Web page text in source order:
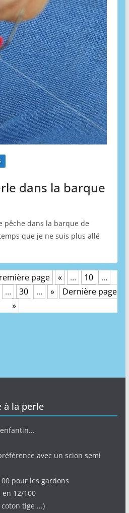
dans la barque
pêche dans la barque de
que je ne suis plus allé
page « … 10
…
… 30 … »
Dernière page
»
à la perle
avec un scion semi
pour les gardons
en 12/100
tige ...)